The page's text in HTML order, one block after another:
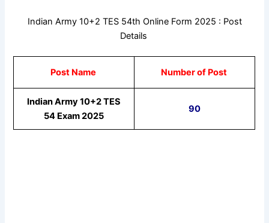
Indian Army 10+2 TES 54th Online Form 2025 : Post
Details
Post Name Number of Post
Indian Army 10+2 TES
54 Exam 2025
90